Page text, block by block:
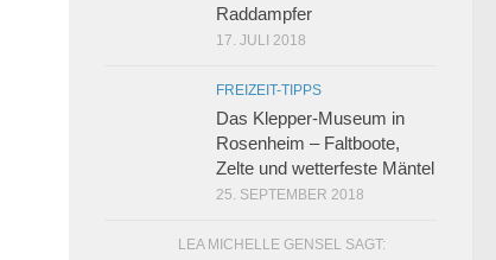
Raddampfer
17. JULI 2018
FREIZEIT-TIPPS
Das Klepper-Museum in
Rosenheim – Faltboote,
Zelte und wetterfeste Mäntel
25. SEPTEMBER 2018
LEA MICHELLE GENSEL SAGT: